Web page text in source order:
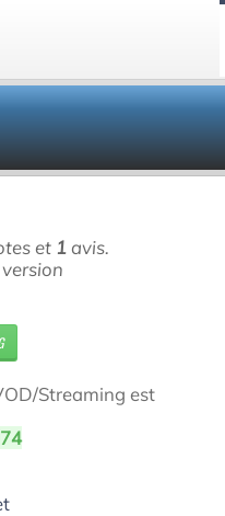
et 1 avis.
Streaming est